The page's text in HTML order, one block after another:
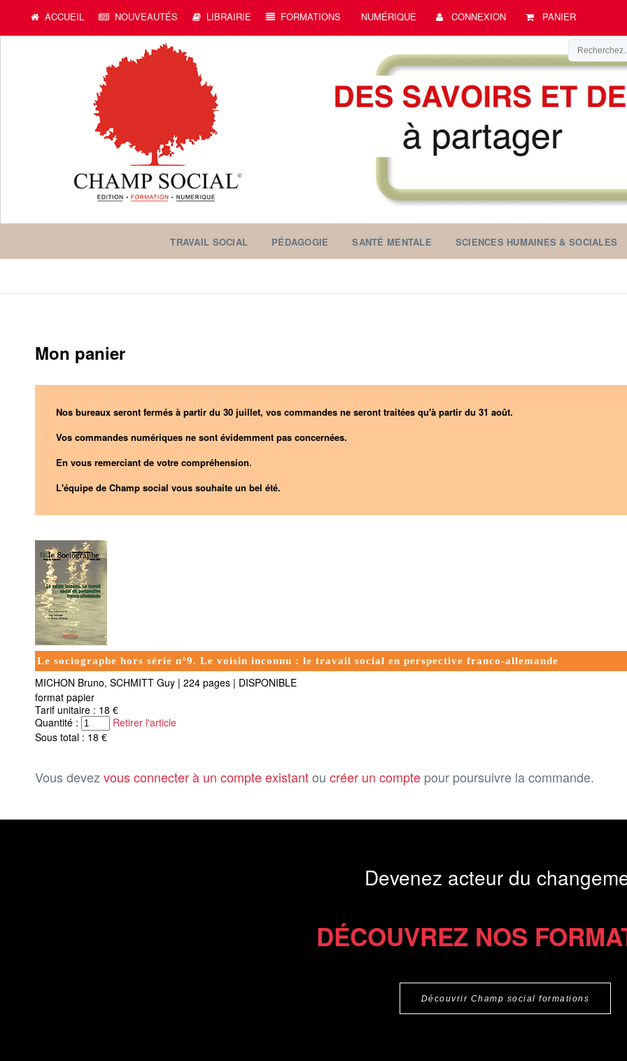
ACCUEIL NOUVEAUTÉS LIBRAIRIE FORMATIONS NUMÉRIQUE CONNEXION PANIER
TRAVAIL SOCIAL PÉDAGOGIE SANTÉ MENTALE SCIENCES HUMAINES & SOCIALES
Mon panier
Nos bureaux seront fermés à partir du 30 juillet, vos commandes ne seront traitées qu'à partir du 31 août.
Vos commandes numériques ne sont évidemment pas concernées.
En vous remerciant de votre compréhension.
L'équipe de Champ social vous souhaite un bel été.
Le sociographe hors série n°9. Le voisin inconnu : le travail social en perspective franco-allemande
MICHON Bruno, SCHMITT Guy | 224 pages | DISPONIBLE
format papier
Tarif unitaire : 18 €
Quantité :
Retirer l'article
Sous total : 18 €
Vous devezvous connecter à un compte existantou créer un compte pour poursuivre la commande.
Devenez acteur du
DÉCOUVREZ NOS
Découvrir Champ social formations